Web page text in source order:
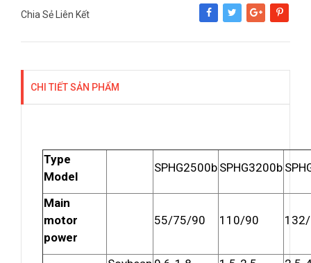
Chia Sẻ Liên Kết
Share Tweet Google+Pinterest
CHI TIẾT SẢN PHẨM
Type
Model
SPHG2500b SPHG3200b
Main
motor
power
55/75/90 110/90